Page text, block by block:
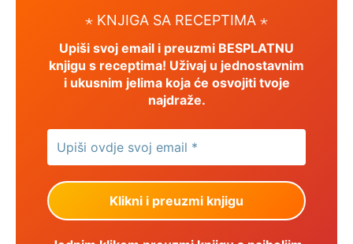
⋆ KNJIGA SA RECEPTIMA ⋆
Upiši svoj email i preuzmi BESPLATNU
knjigu s receptima! Uživaj u jednostavnim
i ukusnim jelima koja će osvojiti tvoje
najdraže.